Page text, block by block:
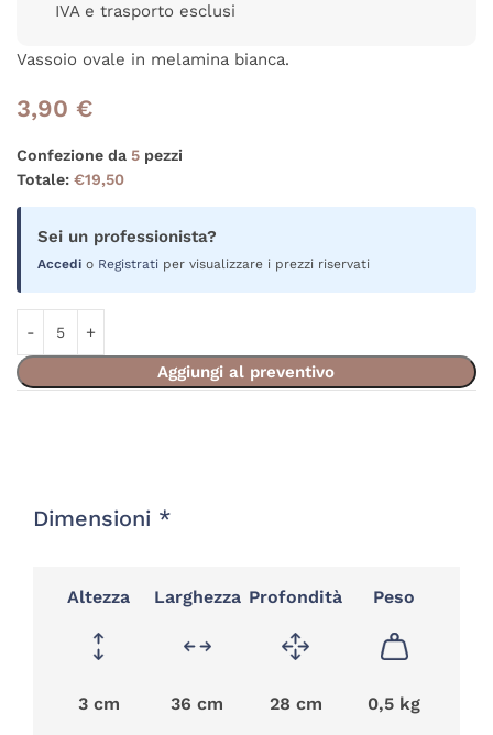
IVA e trasporto esclusi
Vassoio ovale in melamina bianca.
3,90 €
Confezione da 5 pezzi
Totale: €19,50
Sei un professionista?
Accedi o Registrati per visualizzare i prezzi riservati
Aggiungi al preventivo
Dimensioni *
Altezza
3 cm
Larghezza
36 cm
Profondità
28 cm
Peso
0,5 kg